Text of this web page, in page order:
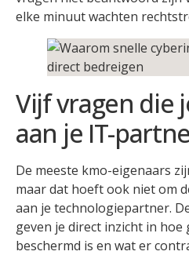
elke minuut wachten
Vijf vragen die
aan je IT-
De meeste kmo-eigenaars
maar dat hoeft ook niet om
aan je technologiepartner.
geven je direct inzicht in
beschermd is en wat er